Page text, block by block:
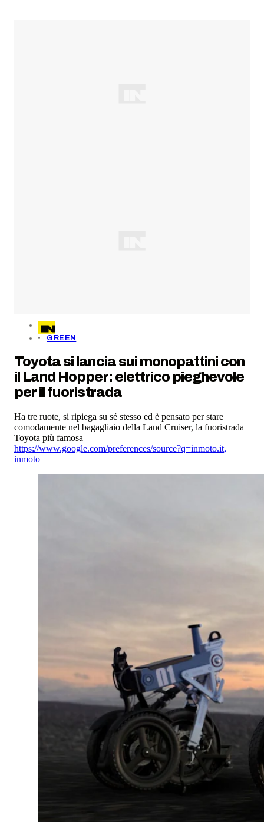
GREEN
Toyota si lancia sui monopattini con
il Land Hopper: elettrico pieghevole
per il fuoristrada
Ha tre ruote, si ripiega su sé stesso ed è pensato per stare
comodamente nel bagagliaio della Land Cruiser, la fuoristrada
Toyota più famosa
https://www.google.com/preferences/source?q=inmoto.it,
inmoto